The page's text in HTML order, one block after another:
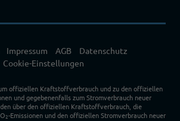
Impressum AGB
Datenschutz
Cookie-Einstellungen
offiziellen Kraftstoffverbrauch und zu den offiziellen
und gegebenenfalls zum Stromverbrauch neuer
über den offiziellen Kraftstoffverbrauch, die
2-Emissionen und den offiziellen Stromverbrauch neuer